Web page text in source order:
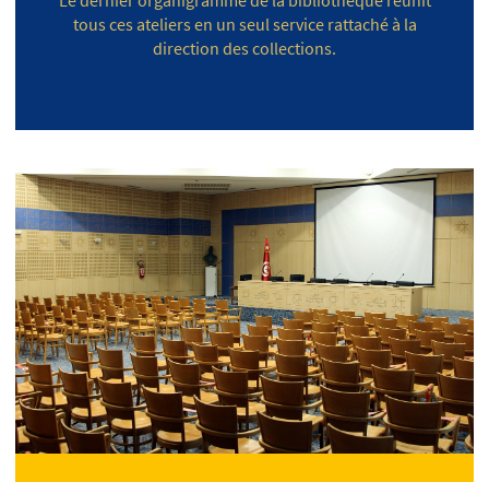
tous ces ateliers en un seul service rattaché à la
direction des collections.